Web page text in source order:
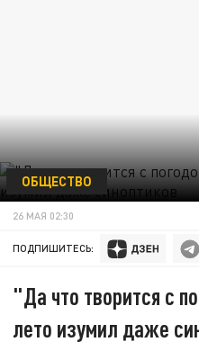
ОБЩЕСТВО
26 МАЯ 02:30
ПОДПИШИТЕСЬ:
"Да что творится с
лето изумил даже